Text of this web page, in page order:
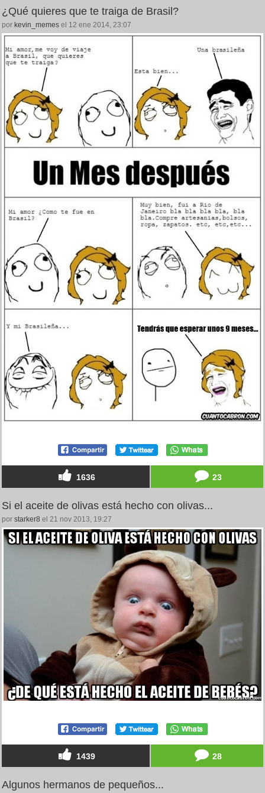
¿Qué quieres que te traiga de Brasil?
por kevin_memes el 12 ene 2014, 23:07
1636 23
Si el aceite de olivas está hecho con olivas...
por starker8 el 21 nov 2013, 19:27
1439 28
Algunos hermanos de pequeños...